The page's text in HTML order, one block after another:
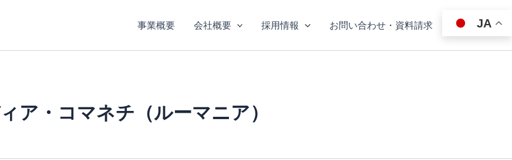
事業概要 会社概要 採用情報 お問い合わせ・資料請求 JA
ア・コマネチ（ルーマニア）